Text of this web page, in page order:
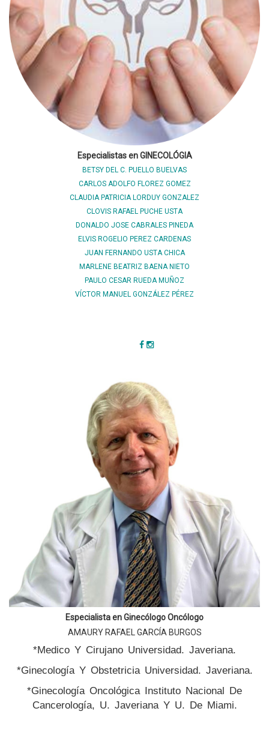
Especialistas en GINECOLÓGIA
BETSY DEL C. PUELLO BUELVAS
CARLOS ADOLFO FLOREZ GOMEZ
CLAUDIA PATRICIA LORDUY GONZALEZ
CLOVIS RAFAEL PUCHE USTA
DONALDO JOSE CABRALES PINEDA
ELVIS ROGELIO PEREZ CARDENAS
JUAN FERNANDO USTA CHICA
MARLENE BEATRIZ BAENA NIETO
PAULO CESAR RUEDA MUÑOZ
VÍCTOR MANUEL GONZÁLEZ PÉREZ
Especialista en Ginecólogo Oncólogo
AMAURY RAFAEL GARCÍA BURGOS
*Medico Y Cirujano Universidad. Javeriana.
*Ginecología Y Obstetricia Universidad. Javeriana.
*Ginecología Oncológica Instituto Nacional De
Cancerología, U. Javeriana Y U. De Miami.